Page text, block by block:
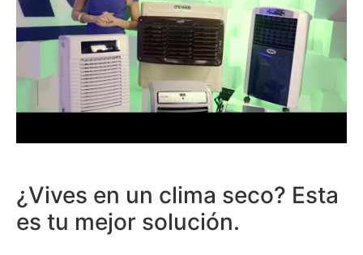
¿Vives en un clima seco? Esta
es tu mejor solución.